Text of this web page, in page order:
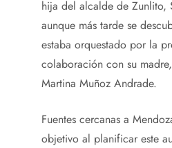
hija del alcalde de Zunlito,
aunque más tarde se
estaba orquestado por la
colaboración con su
Martina Muñoz Andrade.
Fuentes cercanas a
objetivo al planificar este